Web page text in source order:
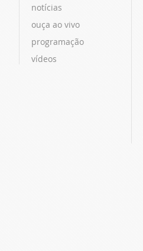
notícias
ouça ao vivo
programação
vídeos